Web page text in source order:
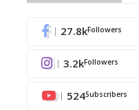
27.8kFollowers
3.2kFollowers
524Subscribers